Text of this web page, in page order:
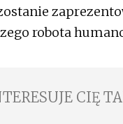
robota
CIĘ